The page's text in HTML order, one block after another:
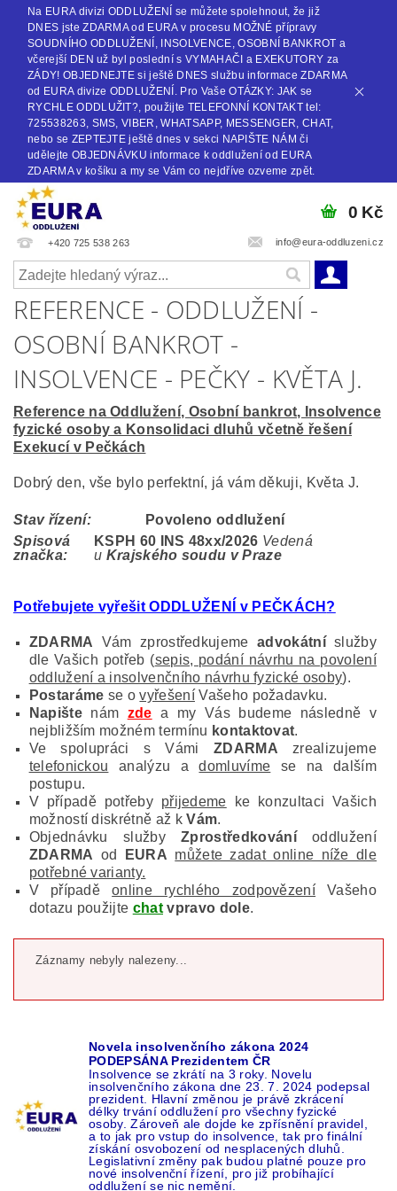
Na EURA divizi ODDLUŽENÍ se můžete spolehnout, že již
DNES jste ZDARMA od EURA v procesu MOŽNÉ přípravy
SOUDNÍHO ODDLUŽENÍ, INSOLVENCE, OSOBNÍ BANKROT a
včerejší DEN už byl poslední s VYMAHAČI a EXEKUTORY za
ZÁDY! OBJEDNEJTE si ještě DNES službu informace ZDARMA
od EURA divize ODDLUŽENÍ. Pro Vaše OTÁZKY: JAK se
RYCHLE ODDLUŽIT?, použijte TELEFONNÍ KONTAKT tel:
725538263, SMS, VIBER, WHATSAPP, MESSENGER, CHAT,
nebo se ZEPTEJTE ještě dnes v sekci NAPIŠTE NÁM či
udělejte OBJEDNÁVKU informace k oddlužení od EURA
ZDARMA v košíku a my se Vám co nejdříve ozveme zpět.
+420 725 538 263 info@eura-oddluzeni.cz
0 Kč
REFERENCE - ODDLUŽENÍ -
OSOBNÍ BANKROT -
INSOLVENCE - PEČKY - KVĚTA J.
Reference na Oddlužení, Osobní bankrot, Insolvence
fyzické osoby a Konsolidaci dluhů včetně řešení
Exekucí v Pečkách
Dobrý den, vše bylo perfektní, já vám děkuji, Květa J.
Stav řízení:
Povoleno oddlužení
Spisová
značka:
KSPH 60 INS 48xx/2026 Vedená
u Krajského soudu v Praze
Potřebujete vyřešit ODDLUŽENÍ v PEČKÁCH?
ZDARMA Vám zprostředkujeme advokátníslužby
dle Vašich potřeb (sepis, podání návrhu na povolení
oddlužení a insolvenčního návrhu fyzické osoby).
Postaráme se ovyřešeníVašeho požadavku.
Napištenám zde a my Vás budeme následně v
nejbližším možném termínu kontaktovat.
Ve spolupráci s Vámi ZDARMA zrealizujeme
telefonickou analýzu adomluvíme se na dalším
postupu.
V případě potřeby přijedeme ke konzultaci Vašich
možností diskrétně až kVám.
Objednávku služby
Zprostředkováníoddlužení
ZDARMA od EURA můžete zadat online níže dle
potřebné varianty.
V případěonline rychlého zodpovězení Vašeho
dotazu použijte chatvpravo dole.
Záznamy nebyly nalezeny...
Novela insolvenčního zákona 2024
PODEPSÁNA Prezidentem ČR
Insolvence se zkrátí na 3 roky. Novelu
insolvenčního zákona dne 23. 7. 2024 podepsal
prezident. Hlavní změnou je právě zkrácení
délky trvání oddlužení pro všechny fyzické
osoby. Zároveň ale dojde ke zpřísnění pravidel,
a to jak pro vstup do insolvence, tak pro finální
získání osvobození od nesplacených dluhů.
Legislativní změny pak budou platné pouze pro
nové insolvenční řízení, pro již probíhající
oddlužení se nic nemění.